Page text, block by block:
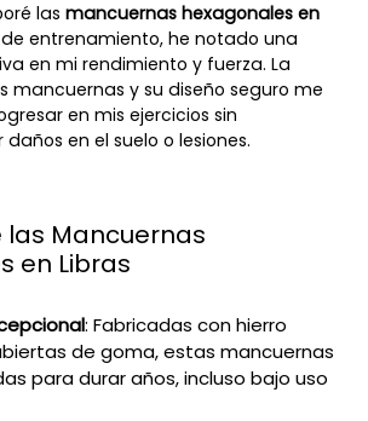
las mancuernas hexagonales en
entrenamiento, he notado una
en mi rendimiento y fuerza. La
mancuernas y su diseño seguro me
en mis ejercicios sin
en el suelo o lesiones.
Mancuernas
en Libras
: Fabricadas con hierro
de goma, estas mancuernas
para durar años, incluso bajo uso